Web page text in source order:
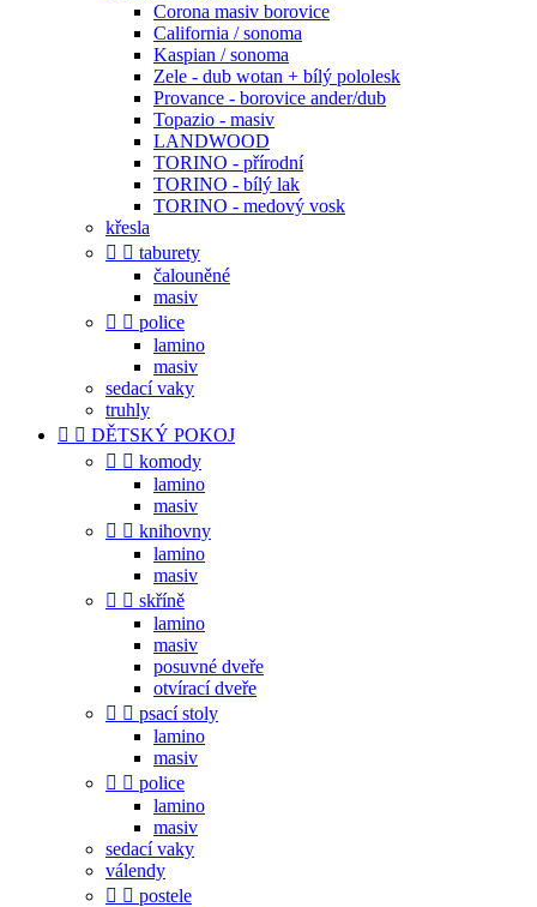
Corona masiv borovice
California / sonoma
Kaspian / sonoma
Zele - dub wotan + bílý pololesk
Provance - borovice ander/dub
Topazio - masiv
LANDWOOD
TORINO - přírodní
TORINO - bílý lak
TORINO - medový vosk
křesla
  taburety
čalouněné
masiv
  police
lamino
masiv
sedací vaky
truhly
  DĚTSKÝ POKOJ
  komody
lamino
masiv
  knihovny
lamino
masiv
  skříně
lamino
masiv
posuvné dveře
otvírací dveře
  psací stoly
lamino
masiv
  police
lamino
masiv
sedací vaky
válendy
  postele